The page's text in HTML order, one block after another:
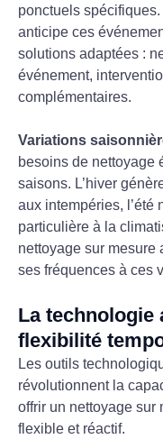
ponctuels
anticipe ces
solutions adaptées :
événement,
complémentaires.
Variations
besoins de nettoyage
saisons. L’hiver
aux intempéries, l’été
particulière à la
nettoyage sur mesure
ses fréquences à ces
La technologie
flexibilité
Les outils
révolutionnent la
offrir un nettoyage sur
flexible et réactif.